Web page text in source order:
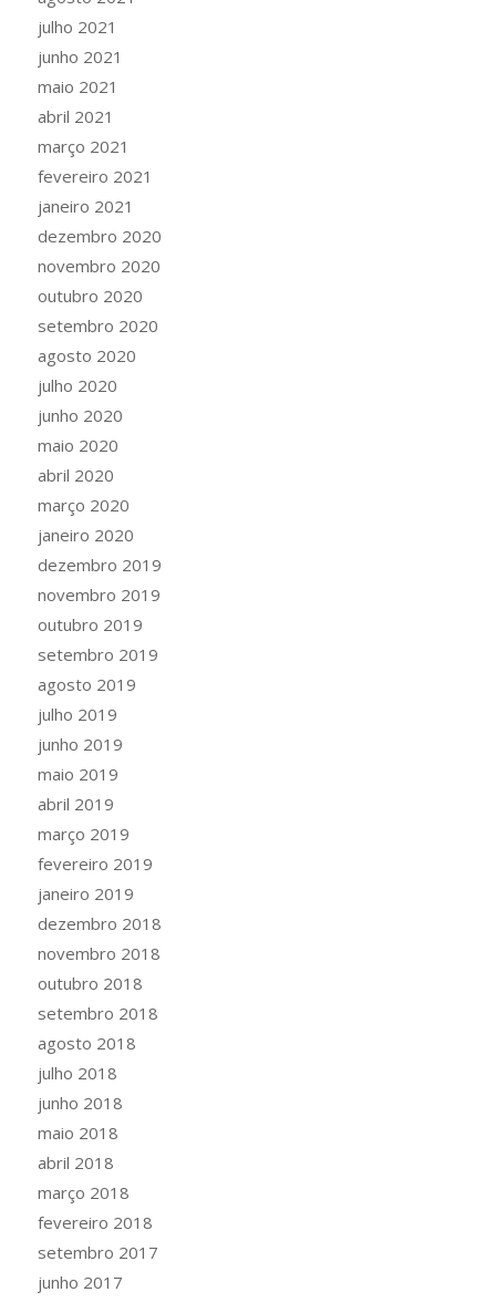
julho 2021
junho 2021
maio 2021
abril 2021
março 2021
fevereiro 2021
janeiro 2021
dezembro 2020
novembro 2020
outubro 2020
setembro 2020
agosto 2020
julho 2020
junho 2020
maio 2020
abril 2020
março 2020
janeiro 2020
dezembro 2019
novembro 2019
outubro 2019
setembro 2019
agosto 2019
julho 2019
junho 2019
maio 2019
abril 2019
março 2019
fevereiro 2019
janeiro 2019
dezembro 2018
novembro 2018
outubro 2018
setembro 2018
agosto 2018
julho 2018
junho 2018
maio 2018
abril 2018
março 2018
fevereiro 2018
setembro 2017
junho 2017